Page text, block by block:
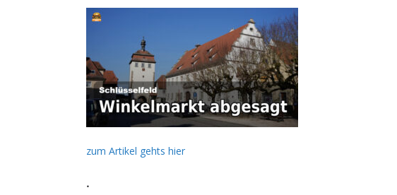
zum Artikel gehts hier
.